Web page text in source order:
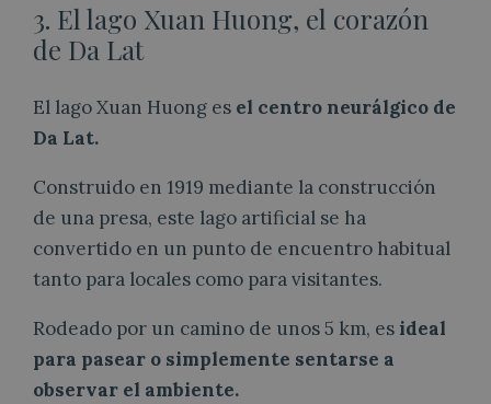
3. El lago Xuan Huong, el corazón
de Da Lat
El lago Xuan Huong es el centro neurálgico de
Da Lat.
Construido en 1919 mediante la construcción
de una presa, este lago artificial se ha
convertido en un punto de encuentro habitual
tanto para locales como para visitantes.
Rodeado por un camino de unos 5 km, es ideal
para pasear o simplemente sentarse a
observar el ambiente.